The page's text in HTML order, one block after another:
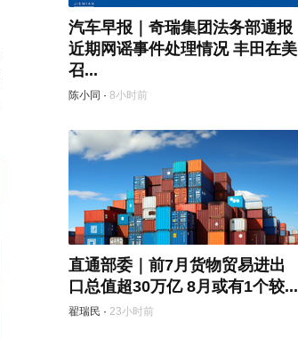
汽车早报｜奇瑞集团法务部通报
近期网谣事件处理情况 丰田在美
召...
陈小同 · 8小时前
直通部委｜前7月货物贸易进出
口总值超30万亿 8月或有1个较...
翟瑞民 · 23小时前